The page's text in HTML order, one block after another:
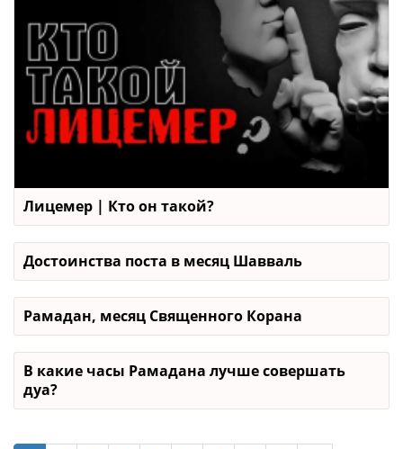
Лицемер | Кто он такой?
Достоинства поста в месяц Шавваль
Рамадан, месяц Священного Корана
В какие часы Рамадана лучше совершать
дуа?